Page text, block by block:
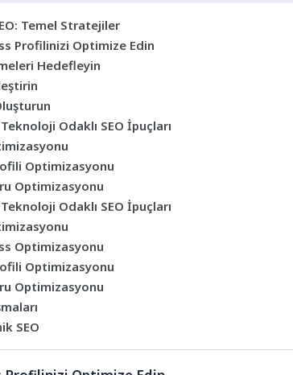
Temel Stratejiler
Profilinizi Optimize Edin
Hedefleyin
Odaklı SEO İpuçları
Optimizasyonu
Optimizasyonu
Odaklı SEO İpuçları
Optimizasyonu
Optimizasyonu
Optimizasyonu
SEO